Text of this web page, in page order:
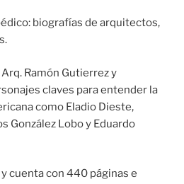
biografías de arquitectos,
Ramón Gutierrez y
claves para entender la
como Eladio Dieste,
González Lobo y Eduardo
cuenta con 440 páginas e